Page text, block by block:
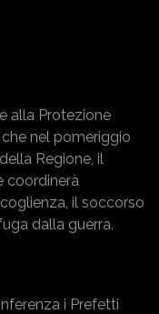
alla Protezione
nel pomeriggio
Regione, il
coordinerà
il soccorso
dalla guerra.
i Prefetti